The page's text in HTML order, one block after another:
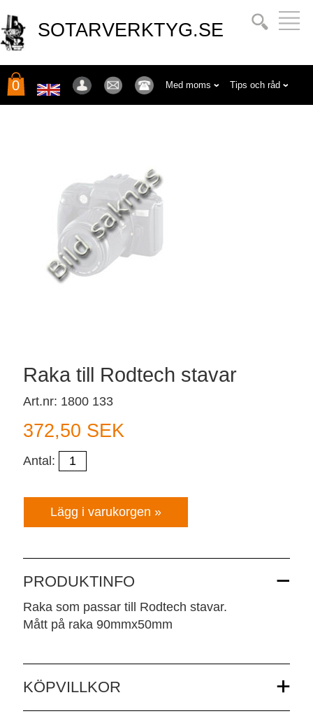
SOTARVERKTYG.SE
0 Med moms Tips och råd
Raka till Rodtech stavar
Art.nr: 1800 133
372,50 SEK
Antal:
PRODUKTINFO
Raka som passar till Rodtech stavar.
Mått på raka 90mmx50mm
KÖPVILLKOR